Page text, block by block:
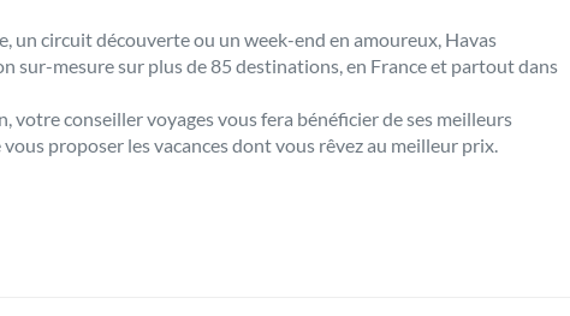
un circuit découverte ou un week-end en amoureux, Havas
sur-mesure sur plus de 85 destinations, en France et partout dans
votre conseiller voyages vous fera bénéficier de ses meilleurs
proposer les vacances dont vous rêvez au meilleur prix.
découvrir votre agence de voyages Havas Voyages Marcq en
à Marcq en Baroeul.
Havas Voyages Marcq en Baroeul.